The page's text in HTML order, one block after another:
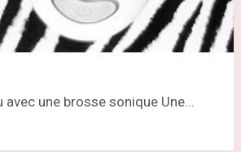
avec une brosse sonique Une...